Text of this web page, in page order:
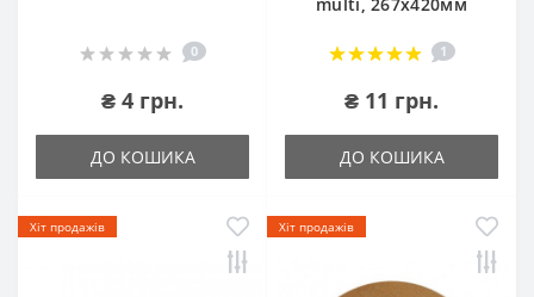
0
₴ 4 грн.
ДО КОШИКА
multi, 267х420мм
1
₴ 11 грн.
ДО КОШИКА
Хіт продажів Хіт продажів